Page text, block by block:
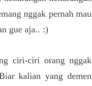
nggak pernah mau
gue aja.. :)
ciri-ciri orang nggak
kalian yang demen